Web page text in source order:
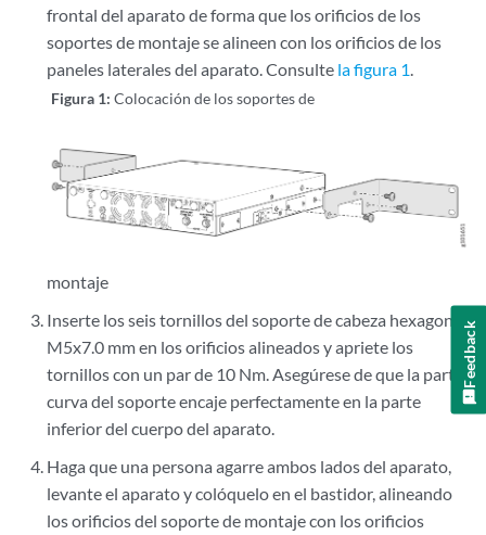
frontal del aparato de forma que los orificios de los
soportes de montaje se alineen con los orificios de los
paneles laterales del aparato. Consulte la figura 1.
Figura 1:Colocación de los soportes de
montaje
Inserte los seis tornillos del soporte de cabeza hexagonal
M5x7.0 mm en los orificios alineados y apriete los
tornillos con un par de 10 Nm. Asegúrese de que la parte
curva del soporte encaje perfectamente en la parte
inferior del cuerpo del aparato.
Haga que una persona agarre ambos lados del aparato,
levante el aparato y colóquelo en el bastidor, alineando
los orificios del soporte de montaje con los orificios
Feedback